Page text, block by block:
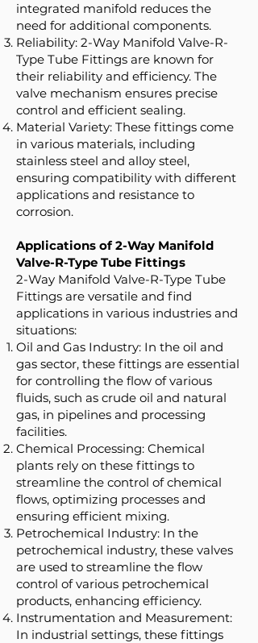
integrated manifold reduces the
need for additional components.
Reliability: 2-Way Manifold Valve-R-
Type Tube Fittings are known for
their reliability and efficiency. The
valve mechanism ensures precise
control and efficient sealing.
Material Variety: These fittings come
in various materials, including
stainless steel and alloy steel,
ensuring compatibility with different
applications and resistance to
corrosion.
Applications of 2-Way Manifold
Valve-R-Type Tube Fittings
2-Way Manifold Valve-R-Type Tube
Fittings are versatile and find
applications in various industries and
situations:
Oil and Gas Industry: In the oil and
gas sector, these fittings are essential
for controlling the flow of various
fluids, such as crude oil and natural
gas, in pipelines and processing
facilities.
Chemical Processing: Chemical
plants rely on these fittings to
streamline the control of chemical
flows, optimizing processes and
ensuring efficient mixing.
Petrochemical Industry: In the
petrochemical industry, these valves
are used to streamline the flow
control of various petrochemical
products, enhancing efficiency.
Instrumentation and Measurement:
In industrial settings, these fittings